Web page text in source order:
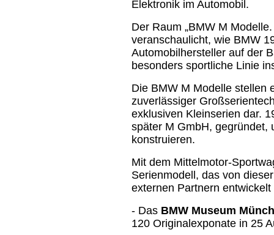
Elektronik im Automobil.
Der Raum „BMW M
veranschaulicht, wie BMW
Automobilhersteller auf der
besonders sportliche Linie
Die BMW M Modelle stellen
zuverlässiger
exklusiven Kleinserien dar.
später M GmbH, gegründet,
konstruieren.
Mit dem Mittelmotor-
Serienmodell, das von
externen Partnern entwickelt
- Das BMW Museum
120 Originalexponate in 25